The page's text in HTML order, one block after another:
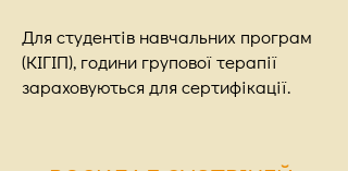
Для студентів навчальних програм
(КІГІП), години групової терапії
зараховуються для сертифікації.